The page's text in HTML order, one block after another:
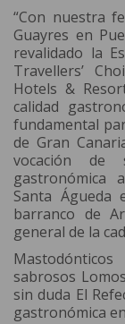
“Con nuestra
Guayres en
revalidado la
Travellers’
Hotels &
calidad
fundamental
de Gran
vocación de
gastronómica
Santa Águeda
barranco de
general de la
sabrosos
sin duda El
gastronómica